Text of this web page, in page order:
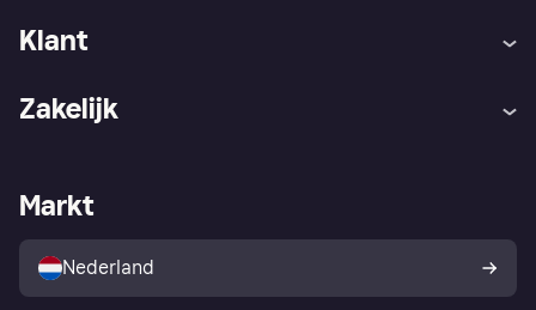
Klant
Winkeloverzicht
Kopersbescherming voor
consumenten
Zakelijk
Zakelijke login
Markt
Nederland